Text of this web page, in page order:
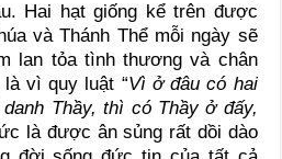
Hai hạt giống kể trên được
và Thánh Thể mỗi ngày sẽ
lan tỏa tình thương và chân
là vì quy luật “Vì ở đâu có hai
Thầy, thì có Thầy ở đấy,
là được ân sủng rất dồi dào